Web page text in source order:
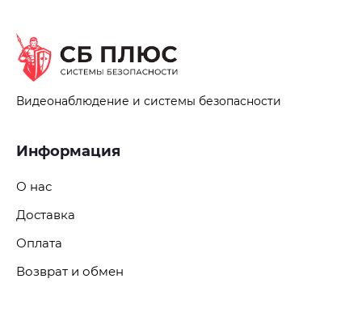
Видеонаблюдение и системы безопасности
Информация
О нас
Доставка
Оплата
Возврат и обмен